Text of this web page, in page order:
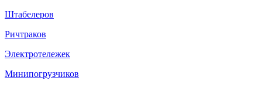
Штабелеров
Ричтраков
Электротележек
Минипогрузчиков